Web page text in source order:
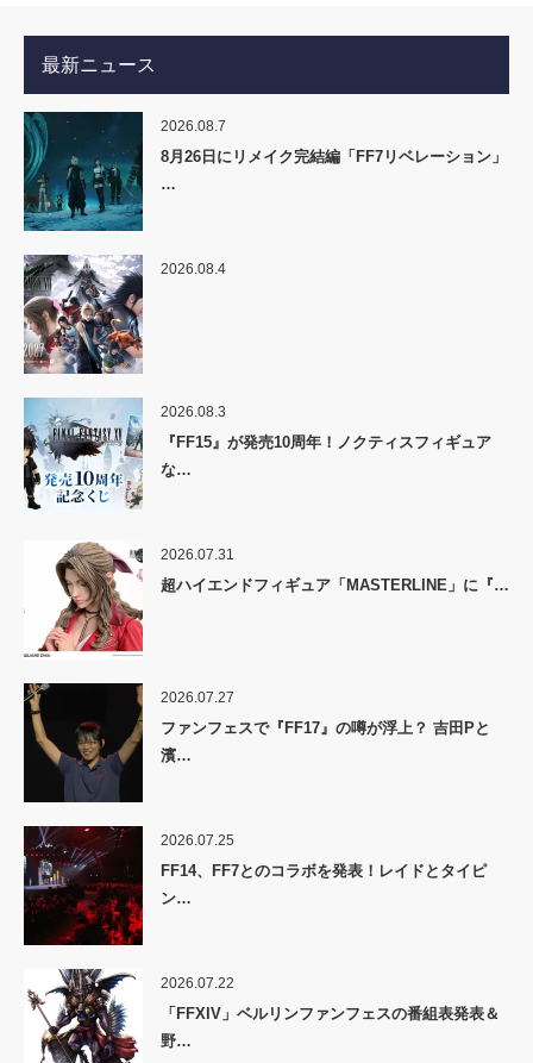
最新ニュース
2026.08.7
8月26日にリメイク完結編「FF7リベレーション」
…
2026.08.4
2026.08.3
『FF15』が発売10周年！ノクティスフィギュア
な…
2026.07.31
超ハイエンドフィギュア「MASTERLINE」に『…
2026.07.27
ファンフェスで『FF17』の噂が浮上？ 吉田Pと
濱…
2026.07.25
FF14、FF7とのコラボを発表！レイドとタイピ
ン…
2026.07.22
「FFXIV」ベルリンファンフェスの番組表発表＆
野…